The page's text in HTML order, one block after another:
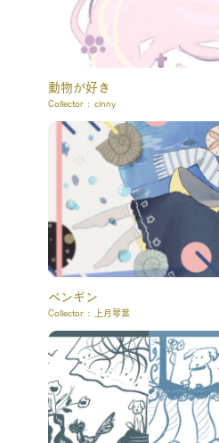
動物が好き
Collector : cinny
ペンギン
Collector : 上月琴葉